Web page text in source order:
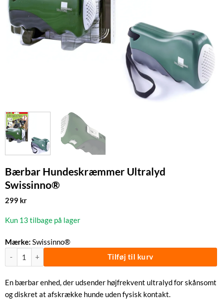
Bærbar Hundeskræmmer Ultralyd
Swissinno®
299 kr
Kun 13 tilbage på lager
Mærke: Swissinno®
Bærbar Hundeskræmmer Ultralyd | Swissinno® antal
Tilføj til kurv
En bærbar enhed, der udsender højfrekvent ultralyd for skånsomt
og diskret at afskrække hunde uden fysisk kontakt.